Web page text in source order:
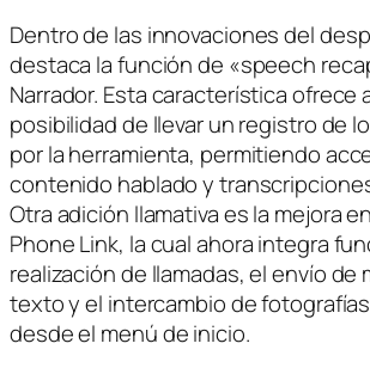
Dentro de las innovaciones del
destaca la función de «speech
Narrador. Esta característica ofrece
posibilidad de llevar un registro de
por la herramienta, permitiendo
contenido hablado y
Otra adición llamativa es la mejora
Phone Link, la cual ahora integra
realización de llamadas, el envío de
texto y el intercambio de
desde el menú de inicio.